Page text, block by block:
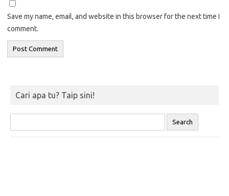
Save my name, email, and website in this browser for the next time I
comment.
Cari apa tu? Taip sini!